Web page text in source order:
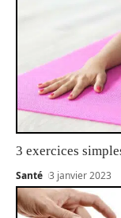
3 exercices
Santé 3 janvier 2023